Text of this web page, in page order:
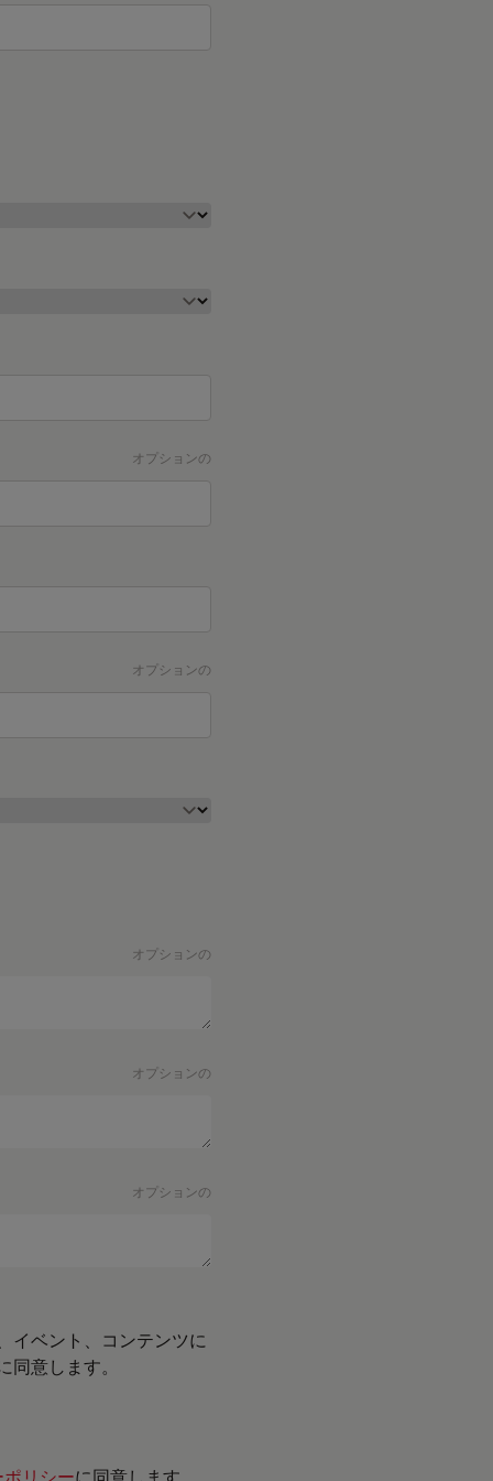
オプションの
オプションの
オプションの
オプションの
オプションの
イベント、コンテンツに
意します。
リシーに同意します。